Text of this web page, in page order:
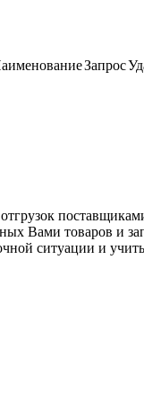
Запрос
Вами товаров и
ситуации и